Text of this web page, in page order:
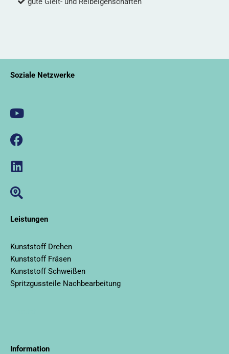
Soziale Netzwerke
Leistungen
Kunststoff Drehen
Kunststoff Fräsen
Kunststoff Schweißen
Spritzgussteile Nachbearbeitung
Information